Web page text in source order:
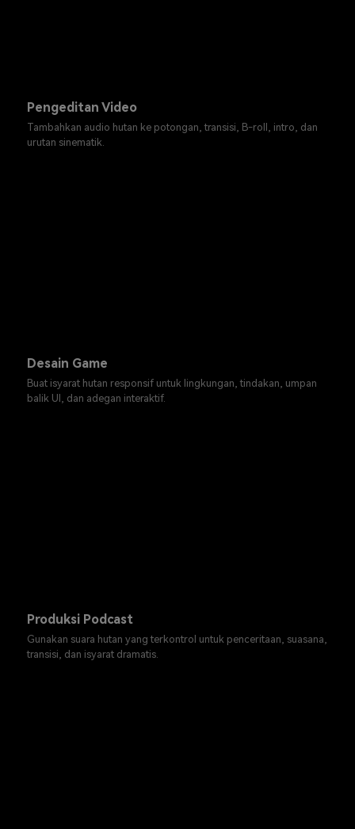
Pengeditan Video
Tambahkan audio hutan ke potongan, transisi, B-roll, intro, dan
urutan sinematik.
Desain Game
Buat isyarat hutan responsif untuk lingkungan, tindakan, umpan
balik UI, dan adegan interaktif.
Produksi Podcast
Gunakan suara hutan yang terkontrol untuk penceritaan, suasana,
transisi, dan isyarat dramatis.